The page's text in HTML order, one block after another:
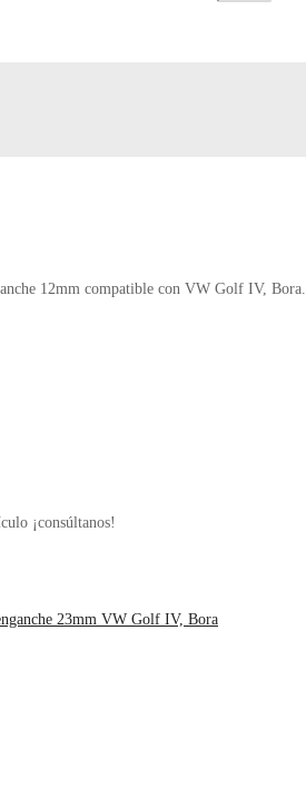
12mm compatible con VW Golf IV, Bora.
¡consúltanos!